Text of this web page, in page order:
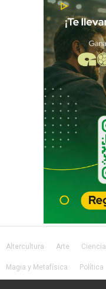
Altercultura Arte Ciencia
Magia y Metafísica Política